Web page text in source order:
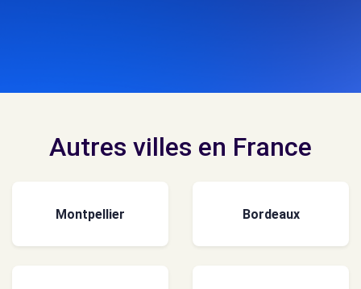
Autres villes en France
Montpellier Bordeaux